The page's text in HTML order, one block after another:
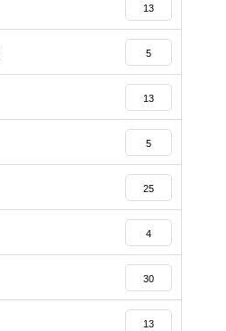
13
5
13
5
25
4
30
13